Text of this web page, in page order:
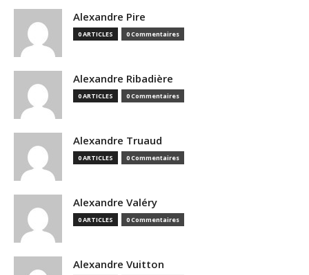
Alexandre Pire
0 ARTICLES 0 Commentaires
Alexandre Ribadière
0 ARTICLES 0 Commentaires
Alexandre Truaud
0 ARTICLES 0 Commentaires
Alexandre Valéry
0 ARTICLES 0 Commentaires
Alexandre Vuitton